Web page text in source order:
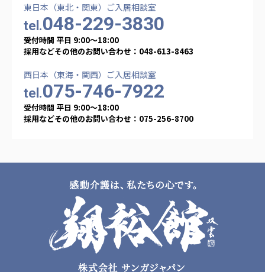
東日本（東北・関東）ご入居相談室
tel.048-229-3830
受付時間 平日 9:00〜18:00
採用などその他のお問い合わせ：048-613-8463
西日本（東海・関西）ご入居相談室
tel.075-746-7922
受付時間 平日 9:00〜18:00
採用などその他のお問い合わせ：075-256-8700